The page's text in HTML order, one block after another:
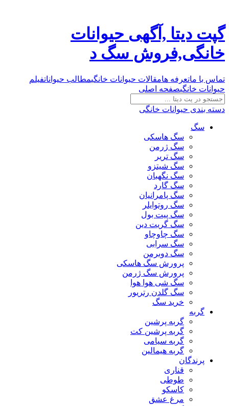
گپت دیتا ,آگهی حیوانات
خانگی,فروش سگ د
تماس با ماتعرفه هامقالات حیوانات خانگیمطالب حیواناتفیلم
حیوانات خانگیصفحه اصلی
دسته بندی حیوانات خانگی
سگ
سگ هاسکی
سگ ژرمن
سگ تریر
سگ شیتزو
سگ نگهبان
سگ گارد
سگ پامرانیان
سگ روتوایلر
سگ پیت بول
سگ گریت دین
سگ چاوچاو
سگ سرابی
سگ دوبرمن
پرورش سگ هاسکی
پرورش سگ ژرمن
سگ شی هوا هوا
سگ گلدن رتریور
خرید سگ
گربه
گربه پرشین
گربه پرشین کت
گربه سیامی
گربه هیمالین
پرندگان
قناری
طوطی
کاسکو
مرغ عشق